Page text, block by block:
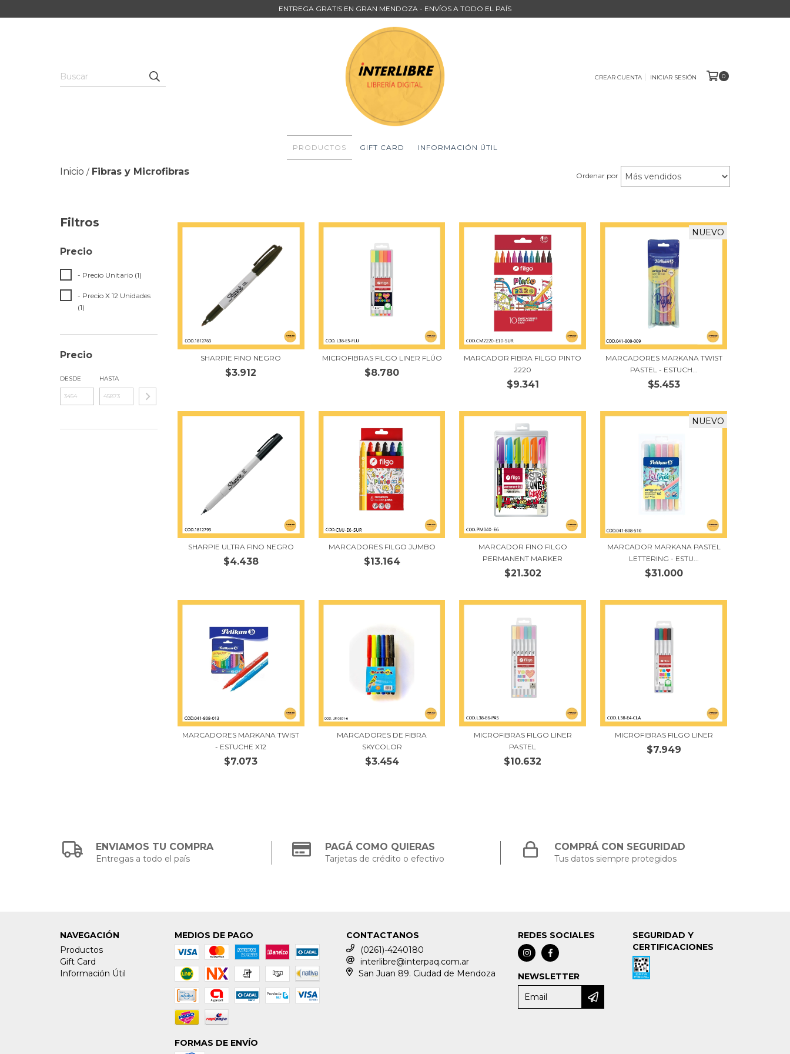
ENTREGA GRATIS EN GRAN MENDOZA - ENVÍOS A TODO EL PAÍS
CREAR CUENTA INICIAR SESIÓN 0
PRODUCTOS GIFT CARD INFORMACIÓN ÚTIL
Inicio / Fibras y Microfibras Ordenar por
Filtros
Precio
- Precio Unitario (1)
- Precio X 12 Unidades
(1)
Precio
DESDE HASTA
SHARPIE FINO NEGRO
$3.912
MICROFIBRAS FILGO LINER FLÚO
$8.780
MARCADOR FIBRA FILGO PINTO
2220
$9.341
NUEVO
MARCADORES MARKANA TWIST
PASTEL - ESTUCH...
$5.453
SHARPIE ULTRA FINO NEGRO
$4.438
MARCADORES FILGO JUMBO
$13.164
MARCADOR FINO FILGO
PERMANENT MARKER
$21.302
NUEVO
MARCADOR MARKANA PASTEL
LETTERING - ESTU...
$31.000
MARCADORES MARKANA TWIST
- ESTUCHE X12
$7.073
MARCADORES DE FIBRA
SKYCOLOR
$3.454
MICROFIBRAS FILGO LINER
PASTEL
$10.632
MICROFIBRAS FILGO LINER
$7.949
ENVIAMOS TU COMPRA
Entregas a todo el país
PAGÁ COMO QUIERAS
Tarjetas de crédito o efectivo
COMPRÁ CON SEGURIDAD
Tus datos siempre protegidos
NAVEGACIÓN
Productos
Gift Card
Información Útil
MEDIOS DE PAGO
FORMAS DE ENVÍO
CONTACTANOS
(0261)-4240180
interlibre@interpaq.com.ar
San Juan 89. Ciudad de Mendoza
REDES SOCIALES
NEWSLETTER
SEGURIDAD Y
CERTIFICACIONES